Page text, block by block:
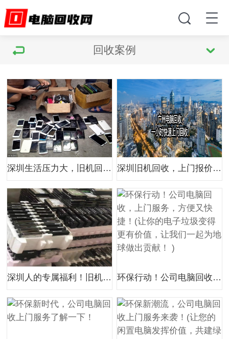
回收案例
深圳生活压力大，旧机回收来帮你！上门服务赚外快 深圳旧机回收，上门报价 + 高价补贴，让你心动不已
深圳人的专属福利！旧机回收上门服务，高价补贴超贴心 环保行动！公司电脑回收，上门服务，方便又快捷！(让你的电子垃圾变得更有价值，让我们一起为地球做出贡献！ )